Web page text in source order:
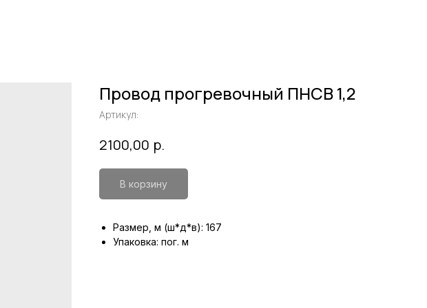
Провод прогревочный ПНСВ 1,2
Артикул:
2100,00 р.
В корзину
Размер, м (ш*д*в): 167
Упаковка: пог. м